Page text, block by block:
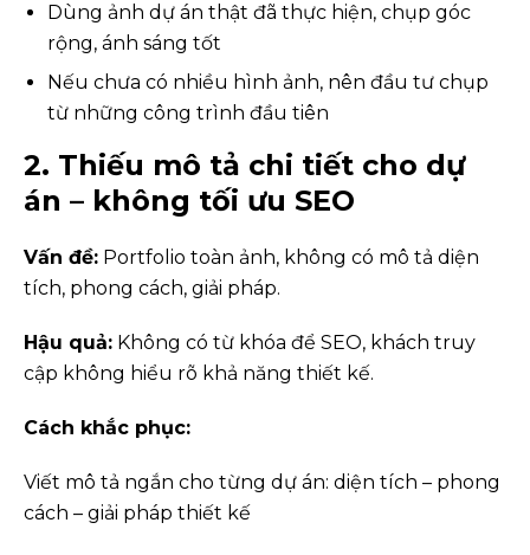
Dùng ảnh dự án thật đã thực hiện, chụp góc
rộng, ánh sáng tốt
Nếu chưa có nhiều hình ảnh, nên đầu tư chụp
từ những công trình đầu tiên
2. Thiếu mô tả chi tiết cho dự
án – không tối ưu SEO
Vấn đề: Portfolio toàn ảnh, không có mô tả diện
tích, phong cách, giải pháp.
Hậu quả: Không có từ khóa để SEO, khách truy
cập không hiểu rõ khả năng thiết kế.
Cách khắc phục:
Viết mô tả ngắn cho từng dự án: diện tích – phong
cách – giải pháp thiết kế